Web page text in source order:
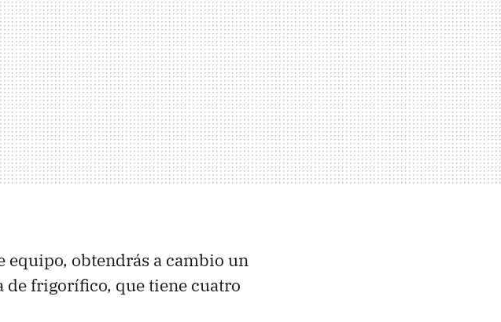
equipo, obtendrás a cambio un
de frigorífico, que tiene cuatro